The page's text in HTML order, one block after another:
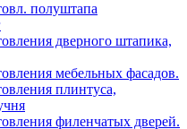
полуштапа
дверного штапика,
мебельных фасадов.
плинтуса,
филенчатых дверей.